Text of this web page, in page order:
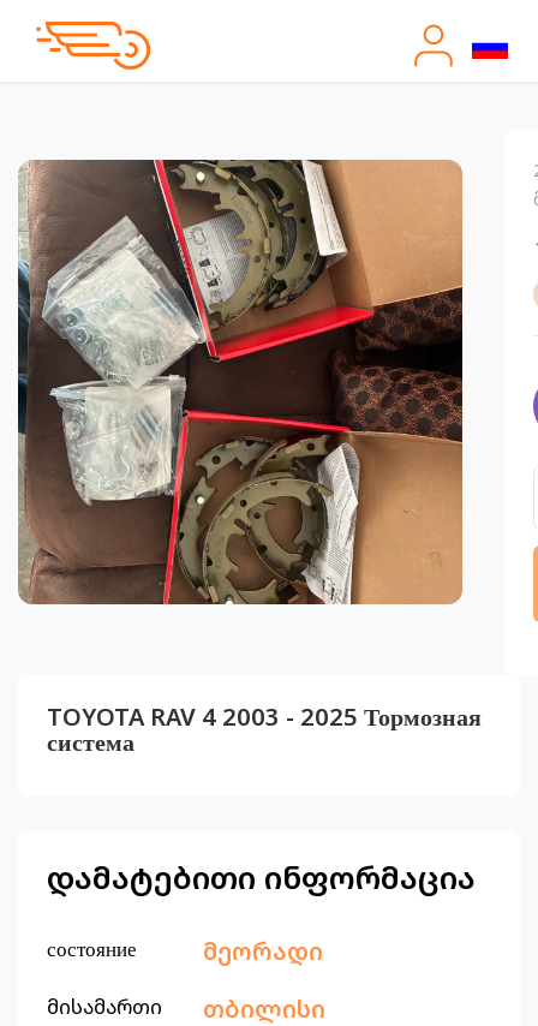
TOYOTA RAV 4 2003 - 2025 Тормозная
система
დამატებითი ინფორმაცია
состояние მეორადი
მისამართი თბილისი